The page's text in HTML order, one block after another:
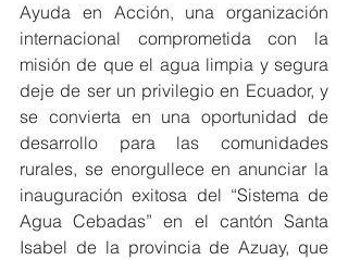
Ayuda en Acción, una organización
internacional comprometida con la
misión de que el agua limpia y segura
deje de ser un privilegio en Ecuador, y
se convierta en una oportunidad de
desarrollo para las comunidades
rurales, se enorgullece en anunciar la
inauguración exitosa del “Sistema de
Agua Cebadas” en el cantón Santa
Isabel de la provincia de Azuay, que